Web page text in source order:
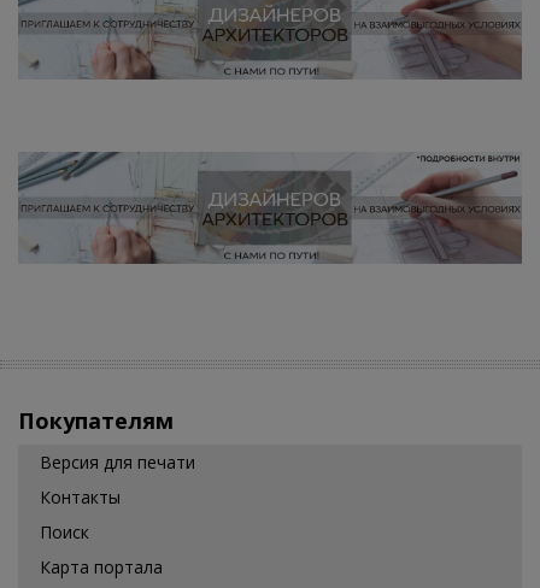
Покупателям
Версия для печати
Контакты
Поиск
Карта портала